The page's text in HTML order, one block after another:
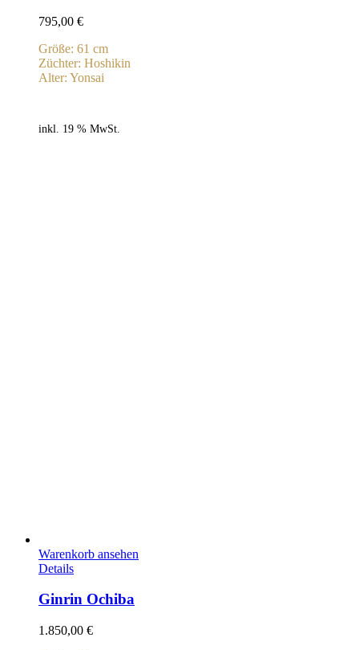
795,00 €
Größe: 61 cm
Züchter: Hoshikin
Alter: Yonsai
inkl. 19 % MwSt.
Warenkorb ansehen
Details
Ginrin Ochiba
1.850,00 €